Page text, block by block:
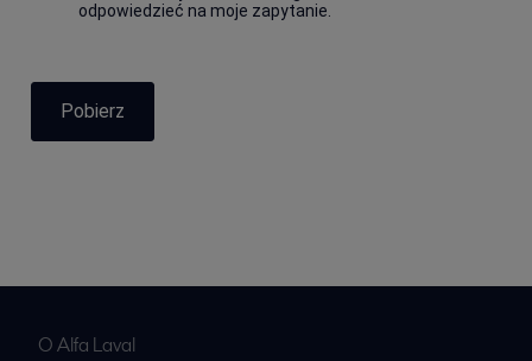
odpowiedzieć na moje zapytanie.
Pobierz
O Alfa Laval